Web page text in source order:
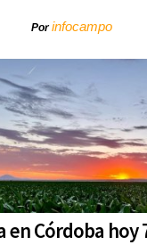
Porinfocampo
en Córdoba hoy